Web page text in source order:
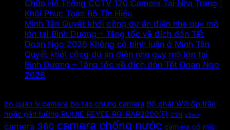
Chữa Hệ Thống CCTV 120 Camera Tại Nha Trang |
Khôi Phục Toàn Bộ Tín Hiệu
Minh Tân Quyết khởi công dự án điện nhẹ quy mô
lớn tại Bình Dương – Tăng tốc về đích đón Tết
Đoan Ngọ 2026 Không có bình luận ở Minh Tân
Quyết khởi công dự án điện nhẹ quy mô lớn tại
Bình Dương – Tăng tốc về đích đón Tết Đoan Ngọ
2026
bo quan ly camera bo tap chung camera Bộ phát Wifi ốp trần
hoặc gắn tường RUIJIE REYEE RG-RAP2200(F) C3N c3wn
camera 360 camera chống nước camera có mic